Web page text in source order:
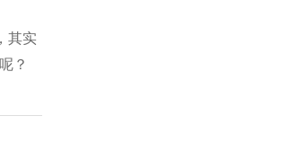
其实
？